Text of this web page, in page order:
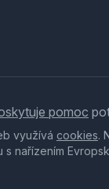
pomoc
využívá cookies.
nařízením